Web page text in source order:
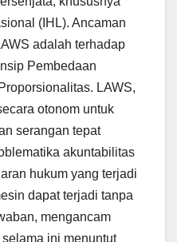
(IHL). Ancaman
adalah terhadap
Pembedaan
LAWS,
otonom untuk
serangan tepat
akuntabilitas
hukum yang terjadi
dapat terjadi tanpa
mengancam
ini menuntut